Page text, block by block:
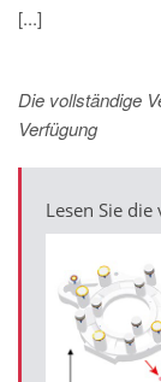
[...]
Die vollständige
Verfügung
Lesen Sie